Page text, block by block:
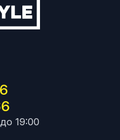
19:00